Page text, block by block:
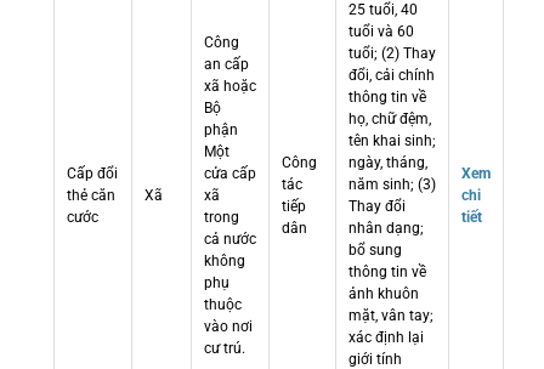
Cấp đổi
thẻ căn
cước
Xã
Công
an cấp
xã hoặc
Bộ
phận
Một
cửa cấp
xã
trong
cả nước
không
phụ
thuộc
vào nơi
cư trú.
Công
tác
tiếp
dân
25 tuổi, 40
tuổi và 60
tuổi; (2) Thay
đổi, cải chính
thông tin về
họ, chữ đệm,
tên khai sinh;
ngày, tháng,
năm sinh; (3)
Thay đổi
nhân dạng;
bổ sung
thông tin về
ảnh khuôn
mặt, vân tay;
xác định lại
giới tính
Xem
chi
tiết